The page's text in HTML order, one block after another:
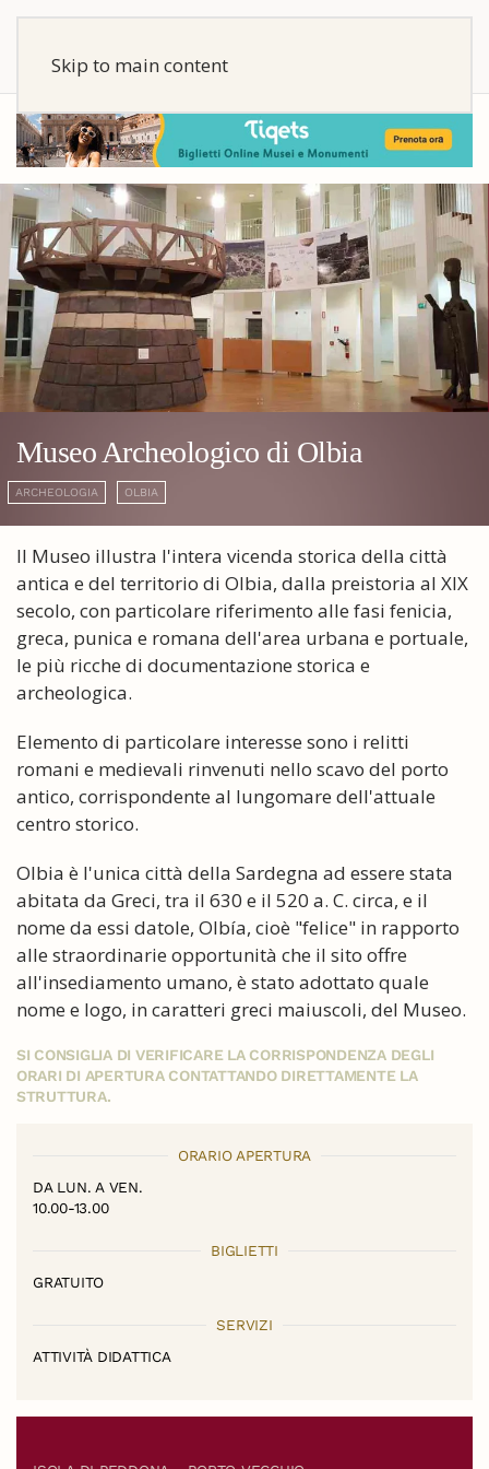
Skip to main content
Museo Archeologico di Olbia
ARCHEOLOGIA OLBIA
Il Museo illustra l'intera vicenda storica della città
antica e del territorio di Olbia, dalla preistoria al XIX
secolo, con particolare riferimento alle fasi fenicia,
greca, punica e romana dell'area urbana e portuale,
le più ricche di documentazione storica e
archeologica.
Elemento di particolare interesse sono i relitti
romani e medievali rinvenuti nello scavo del porto
antico, corrispondente al lungomare dell'attuale
centro storico.
Olbia è l'unica città della Sardegna ad essere stata
abitata da Greci, tra il 630 e il 520 a. C. circa, e il
nome da essi datole, Olbía, cioè "felice" in rapporto
alle straordinarie opportunità che il sito offre
all'insediamento umano, è stato adottato quale
nome e logo, in caratteri greci maiuscoli, del Museo.
SI CONSIGLIA DI VERIFICARE LA CORRISPONDENZA DEGLI
ORARI DI APERTURA CONTATTANDO DIRETTAMENTE LA
STRUTTURA.
ORARIO APERTURA
DA LUN. A VEN.
10.00-13.00
BIGLIETTI
GRATUITO
SERVIZI
ATTIVITÀ DIDATTICA